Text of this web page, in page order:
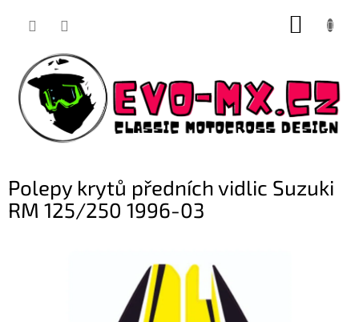
Polepy krytů předních vidlic Suzuki
RM 125/250 1996-03